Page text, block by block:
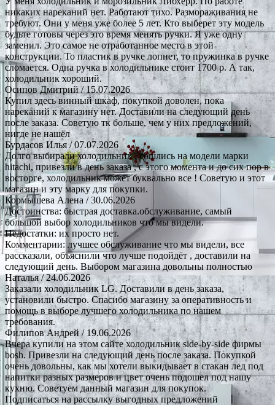
никаких нареканий нет. Работают тихо. Размораживания не
требуют. Они у меня уже более 5 лет. Кто выберет эту модель
будьте готовы через это время менять ручки. Я уже одну
заменил. Это самое не отработанное место в этой
конструкции. То пластик в ручке лопнет, то пружинка в ручке
сломается. Одна ручка в холодильнике стоит 1700 р. А так,
холодильник хороший.
Осипов Дмитрий/ 15.07.2026
Купил здесь винный шкаф, покупкой доволен, пока
нареканий к магазину нет. Доставили на следующий день
после заказа. Советую тк больше, чем у них предложений,
нигде не нашёл
Бурдасов Илья/ 07.07.2026
Долго выбирали холодильник , сошлись на модели марки
hitachi, привезли в день заказа , с этого момента и до сих пор в
восторге, холодильник может буквально все ! Советую и этот
магазин и эту марку для покупки.
Кормышева Алена / 30.06.2026
Достоинства: быстрая доставка.обслуживание, самый
большой выбор холодильников что мы видели.
Недостатки: их просто нет.
Комментарии: лучшее обслуживание что мы видели, все
рассказали, объяснили что лучше подойдёт , доставили на
следующий день. Выбором магазина довольны полностью
Наталья/ 24.06.2026
Заказали холодильник LG. Доставили в день заказа,
установили быстро. Спасибо магазину за оперативность и
помощь в выборе лучшего холодильника по нашем
требования.
Филипов Андрей / 19.06.2026
Вчера купили на этом сайте холодильник side-by-side фирмы
bosh. Привезли на следующий день после заказа. Покупкой
очень довольны, как мы хотели выкидывает в стакан лед под
напитки разных размеров и цвет очень подошел под нашу
кухню. Советуем данный магазин для покупок.
Подписаться на рассылку выгодных предложений